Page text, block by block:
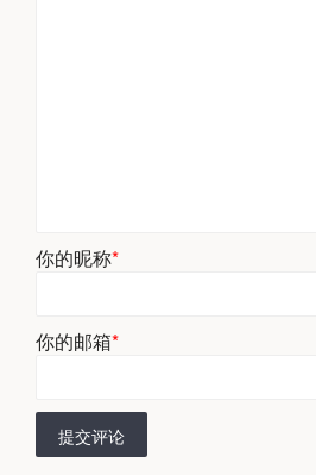
你的昵称*
你的邮箱*
提交评论